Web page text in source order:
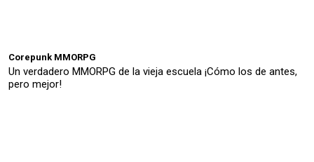
Corepunk MMORPG
Un verdadero MMORPG de la vieja escuela ¡Cómo los de antes,
pero mejor!